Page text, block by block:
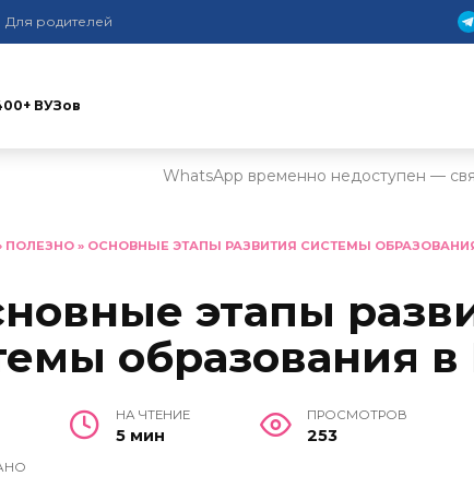
Для родителей
ВУЗов
WhatsApp временно недоступен —
ПОЛЕЗНО » ОСНОВНЫЕ ЭТАПЫ РАЗВИТИЯ СИСТЕМЫ
этапы
образования в
НА ЧТЕНИЕ
5 мин
ПРОСМОТРОВ
253